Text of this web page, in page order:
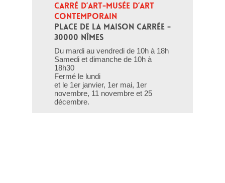
CARRÉ D’ART-MUSÉE D’ART
CONTEMPORAIN
PLACE DE LA MAISON CARRÉE -
30000 NÎMES
Du mardi au vendredi de 10h à 18h
Samedi et dimanche de 10h à
18h30
Fermé le lundi
et le 1er janvier, 1er mai, 1er
novembre, 11 novembre et 25
décembre.